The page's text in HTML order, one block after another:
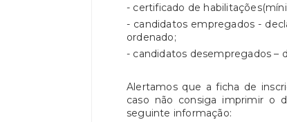
- certificado de
- candidatos empregados -
ordenado;
- candidatos desempregados –
Alertamos que a ficha de
caso não consiga imprimir o
seguinte informação: